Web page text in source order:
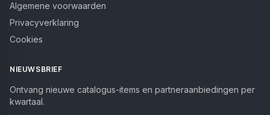
Algemene voorwaarden
Privacyverklaring
Cookies
NIEUWSBRIEF
Ontvang nieuwe catalogus-items en partneraanbiedingen per
kwartaal.